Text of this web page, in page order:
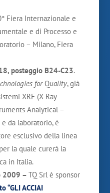
Fiera Internazionale e
e di Processo e
– Milano, Fiera
posteggio B24-C23.
for Quality, già
XRF (X-Ray
Analytical –
da laboratorio, è
esclusivo della linea
la quale curerà la
in Italia.
2009 – TQ Srl è sponsor
“GLI ACCIAI